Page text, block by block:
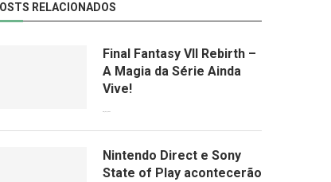
RELACIONADOS
Final Fantasy VII Rebirth –
A Magia da Série Ainda
Vive!
Nintendo Direct e Sony
State of Play acontecerão